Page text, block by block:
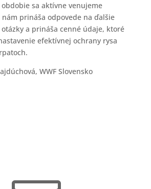
sa aktívne venujeme
prináša odpovede na ďalšie
a prináša cenné údaje, ktoré
efektívnej ochrany rysa
WWF Slovensko